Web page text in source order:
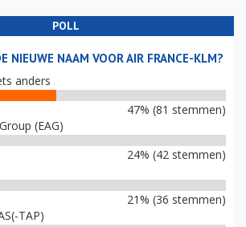
POLL
NIEUWE NAAM VOOR AIR FRANCE-KLM?
anders
47% (81 stemmen)
(EAG)
24% (42 stemmen)
21% (36 stemmen)
TAP)